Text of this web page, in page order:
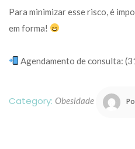
Para minimizar esse risco, é
em forma!
Agendamento de consulta:
Category: Obesidade